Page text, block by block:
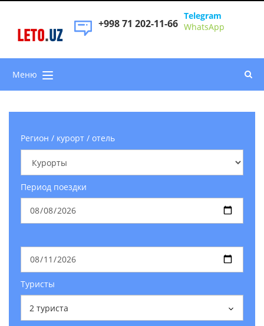
LETO.UZ
+998 71 202-11-66
Telegram
WhatsApp
Меню
Регион / курорт / отель
Период поездки
Туристы
2 туриста